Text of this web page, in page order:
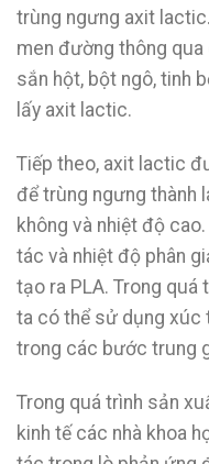
trùng ngưng axit
men đường thông
sắn hột, bột ngô, tinh
lấy axit lactic.
Tiếp theo, axit lactic
để trùng ngưng thành
không và nhiệt độ
tác và nhiệt độ phân
tạo ra PLA. Trong quá
ta có thể sử dụng xúc
trong các bước trung
Trong quá trình sản
kinh tế các nhà khoa